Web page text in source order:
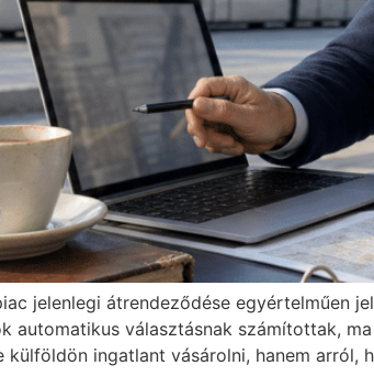
jelenlegi átrendeződése egyértelműen
automatikus választásnak számítottak,
külföldön ingatlant vásárolni, hanem